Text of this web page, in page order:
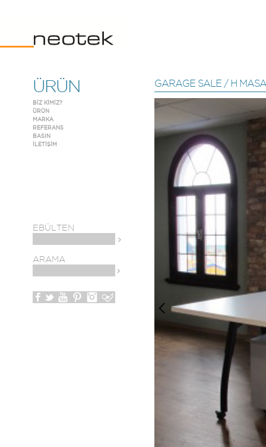
ÜRÜN
BİZ KİMİZ?
ÜRÜN
MARKA
REFERANS
BASIN
İLETİŞİM
EBÜLTEN
ARAMA
GARAGE SALE / H MASA